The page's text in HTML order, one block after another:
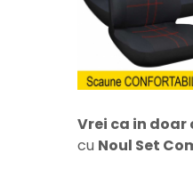
Vrei ca in
cu Noul Set